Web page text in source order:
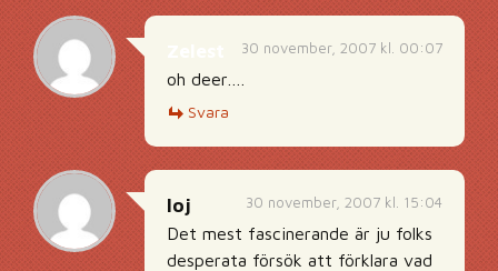
30 november, 2007 kl. 00:07
oh deer….
Svara
30 november, 2007 kl. 15:04
loj
Det mest fascinerande är ju folks
desperata försök att förklara vad